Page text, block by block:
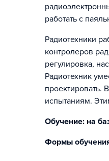
работать с
Радиотехники
контролеров
регулировка,
Радиотехник
проектировать.
испытаниям.
Обучение: на
Формы